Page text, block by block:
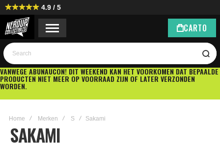
4.9 / 5
CART0
Search
VANWEGE ABUNAUCON! DIT WEEKEND KAN HET VOORKOMEN DAT BEPAALDE
PRODUCTEN NIET MEER OP VOORRAAD ZIJN OF LATER VERZONDEN
WORDEN.
Home Merken S Sakami
SAKAMI